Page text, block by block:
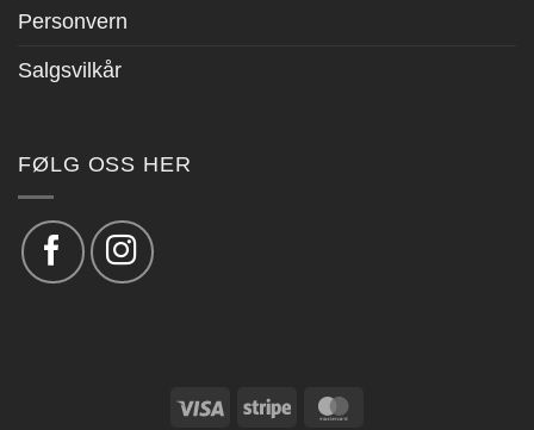
Personvern
Salgsvilkår
FØLG OSS HER
Visa Stripe